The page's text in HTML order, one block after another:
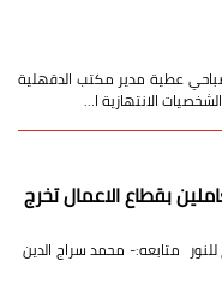
عطية مدير مكتب الدقهلية
الانتهازية ا…
بقطاع الاعمال تخرج
للنور متابعه:- محمد سراج الدين